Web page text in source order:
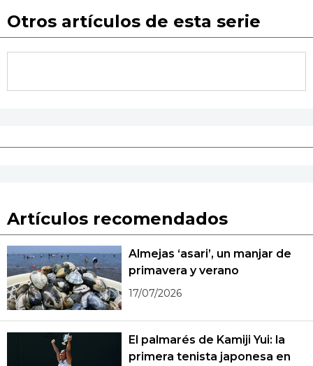
Otros artículos de esta serie
Artículos recomendados
Almejas ‘asari’, un manjar de
primavera y verano
17/07/2026
El palmarés de Kamiji Yui: la
primera tenista japonesa en